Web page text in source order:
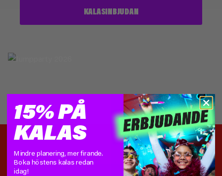
KALASINBJUDAN
15% PÅ
KALAS
Mindre planering, mer firande.
Boka höstens kalas redan
idag!